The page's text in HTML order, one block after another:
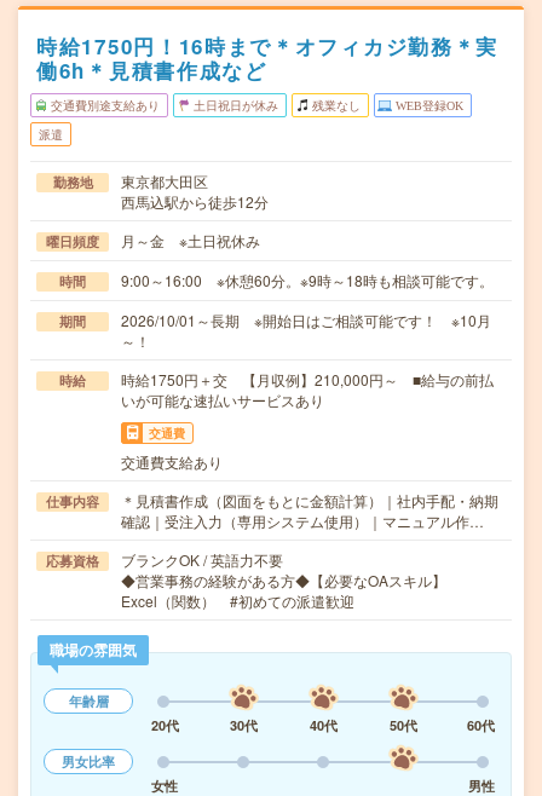
時給1750円！16時まで＊オフィカジ勤務＊実
働6h＊見積書作成など
交通費別途支給あり 土日祝日が休み 残業なし WEB登録OK
派遣
勤務地
東京都大田区
西馬込駅から徒歩12分
曜日頻度 月～金 ※土日祝休み
時間 9:00～16:00 ※休憩60分。※9時～18時も相談可能です。
期間
2026/10/01～長期 ※開始日はご相談可能です！ ※10月
～！
時給
時給1750円＋交 【月収例】210,000円～ ■給与の前払
いが可能な速払いサービスあり
交通費
交通費支給あり
仕事内容
＊見積書作成（図面をもとに金額計算）｜社内手配・納期
確認｜受注入力（専用システム使用）｜マニュアル作…
応募資格
ブランクOK / 英語力不要
◆営業事務の経験がある方◆【必要なOAスキル】
Excel（関数） #初めての派遣歓迎
職場の雰囲気
年齢層
20代
30代 40代 50代
60代
男女比率
女性
男性